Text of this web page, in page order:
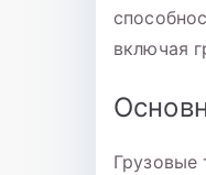
включая
Грузовые